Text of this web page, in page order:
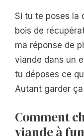
Si tu te poses la
bois de
ma réponse de
viande dans un
tu déposes ce
Autant garder
Comment
viande à